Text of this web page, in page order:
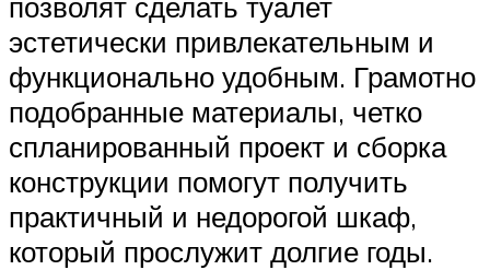
эстетически привлекательным и
функционально удобным. Грамотно
подобранные материалы, четко
спланированный проект и сборка
конструкции помогут получить
практичный и недорогой шкаф,
который прослужит долгие годы.